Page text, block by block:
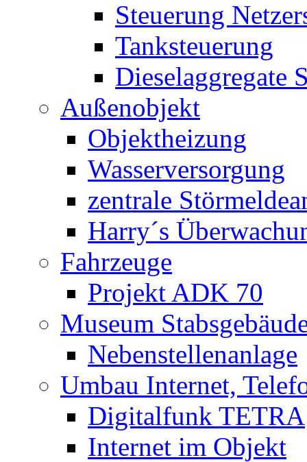
Steuerung
Tanksteuerung
Dieselaggregate
Außenobjekt
Objektheizung
Wasserversorgung
zentrale
Harry´s
Fahrzeuge
Projekt ADK 70
Museum
Nebenstellenanlage
Umbau Internet,
Digitalfunk TETRA
Internet im Objekt